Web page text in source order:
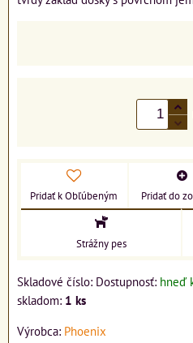
Pridať k Obľúbeným Pridať do
Strážny pes
Skladové číslo: Dostupnosť: hneď
skladom: 1 ks
Výrobca: Phoenix